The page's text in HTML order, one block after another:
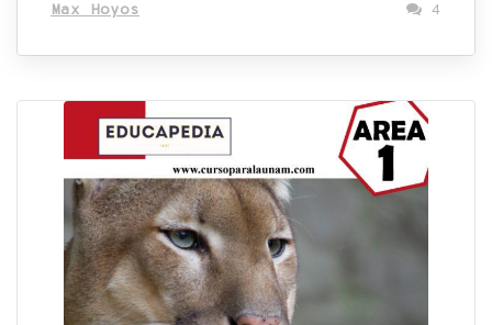
Max Hoyos 4